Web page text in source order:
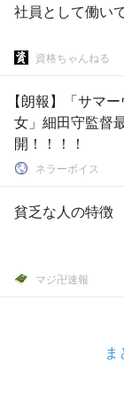
社員として働い
資格ちゃんねる
【朗報】「サマ
女」細田守監督
開！！！！
ネラーボイス
貧乏な人の特徴
マジ卍速報